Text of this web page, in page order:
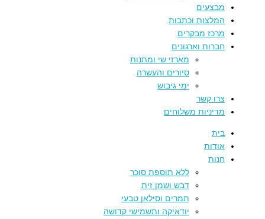
מבצעים
המלצות וכתבות
מרכז מבקרים
חברות וארגונים
מארזי שי ומתנות
סיורים והעשרה
ימי גיבוש
צרו קשר
מדיניות משלוחים
בית
אודות
חנות
ללא תוספת סוכר
דבש ושמן זית
תמרים וסילאן טבעי
יודאיקה ותשמישי קדושה